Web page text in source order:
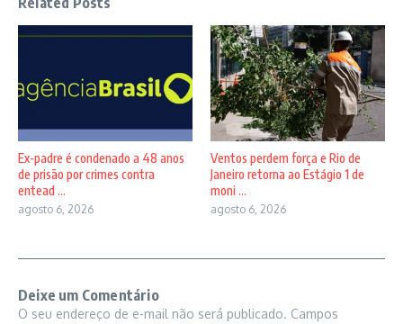
Ex-padre é condenado a 48 anos
de prisão por crimes contra
entead ...
agosto 6, 2026
Ventos perdem força e Rio de
Janeiro retorna ao Estágio 1 de
moni ...
agosto 6, 2026
Deixe um Comentário
O seu endereço de e-mail não será publicado. Campos